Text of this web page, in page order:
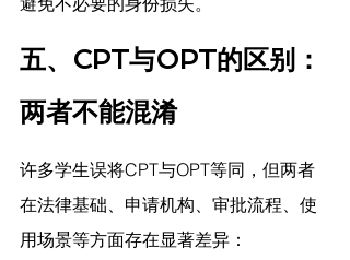
五、CPT与OPT的区别：
两者不能混淆
许多学生误将CPT与OPT等同，但两者
在法律基础、申请机构、审批流程、使
用场景等方面存在显著差异：